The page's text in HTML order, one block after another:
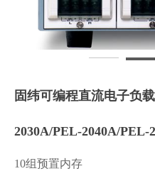
固纬可编程直流电子负
2030A/PEL-2040A/PEL-
10组预置内存